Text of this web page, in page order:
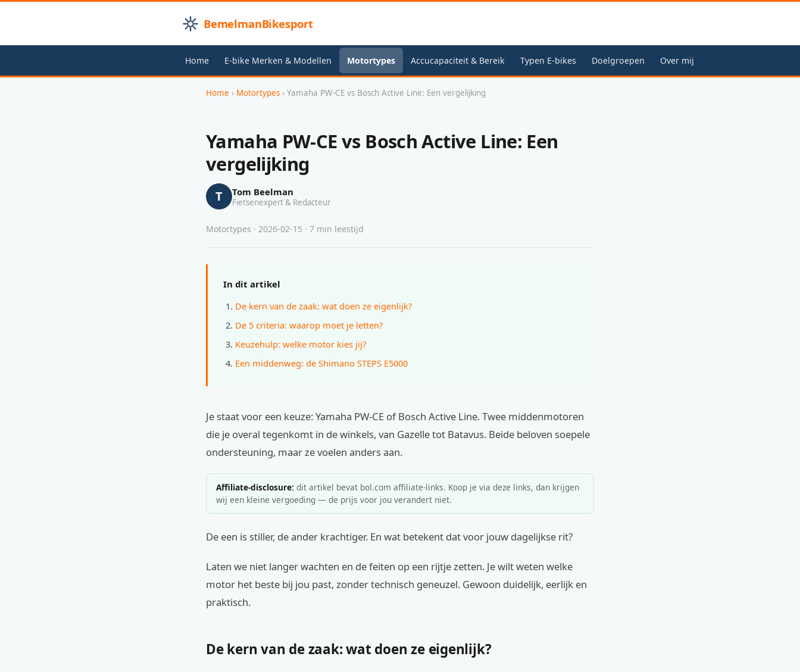
BemelmanBikesport
Home E-bike Merken & Modellen Motortypes Accucapaciteit & Bereik Typen E-bikes Doelgroepen Over mij
Home › Motortypes › Yamaha PW-CE vs Bosch Active Line: Een vergelijking
Yamaha PW-CE vs Bosch Active Line: Een
vergelijking
T Tom Beelman
Fietsenexpert & Redacteur
Motortypes · 2026-02-15 · 7 min leestijd
In dit artikel
De kern van de zaak: wat doen ze eigenlijk?
De 5 criteria: waarop moet je letten?
Keuzehulp: welke motor kies jij?
Een middenweg: de Shimano STEPS E5000
Je staat voor een keuze: Yamaha PW-CE of Bosch Active Line. Twee middenmotoren
die je overal tegenkomt in de winkels, van Gazelle tot Batavus. Beide beloven soepele
ondersteuning, maar ze voelen anders aan.
Affiliate-disclosure: dit artikel bevat bol.com affiliate-links. Koop je via deze links, dan krijgen
wij een kleine vergoeding — de prijs voor jou verandert niet.
De een is stiller, de ander krachtiger. En wat betekent dat voor jouw dagelijkse rit?
Laten we niet langer wachten en de feiten op een rijtje zetten. Je wilt weten welke
motor het beste bij jou past, zonder technisch geneuzel. Gewoon duidelijk, eerlijk en
praktisch.
De kern van de zaak: wat doen ze eigenlijk?